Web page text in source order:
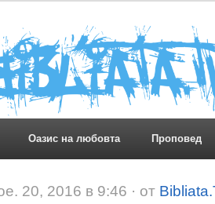
Оазис на любовта Проповед
20, 2016 в 9:46 · от